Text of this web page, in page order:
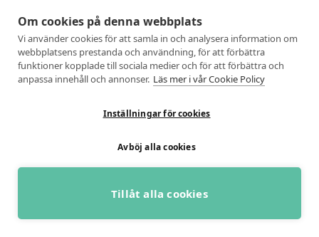
Om cookies på denna webbplats
Vi använder cookies för att samla in och analysera information om
webbplatsens prestanda och användning, för att förbättra
funktioner kopplade till sociala medier och för att förbättra och
anpassa innehåll och annonser. Läs mer i vår Cookie Policy
Inställningar för cookies
Avböj alla cookies
Tillåt alla cookies
Löpteknikanalys
Funktions- & Löpteknikanalys
Kroppssammansättning
Blodanalys
HB Analys
Långtids-EKG
Funktionsanalys
Löpteknikanalys
Kroppssammansättning
Natriumanalys – Svettanalys